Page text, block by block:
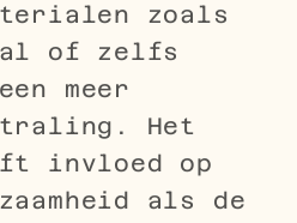
zoals
of zelfs
meer
Het
invloed op
als de